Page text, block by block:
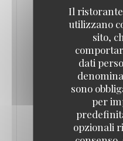
Il
utilizzano
sito,
dati
sono
per
opzionali
préparations soignées
l’ardoise du jour.
Il y régale avec sa
tartare assaisonné à
magret de canard
corsée, pickles
framboise et frites
flottante, nappée de-